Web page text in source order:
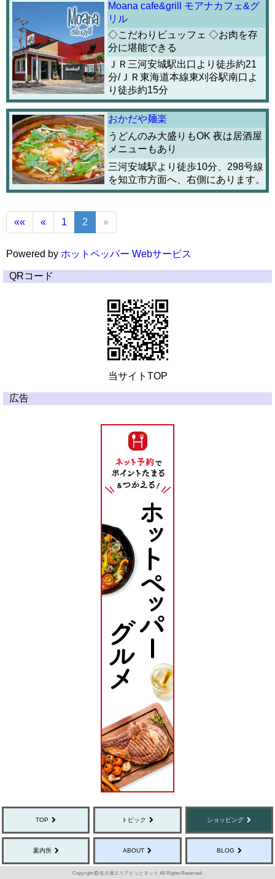
TOP トピック ショッピング
案内所 ABOUT BLOG
Moana cafe&grill モアナカフェ&グ
リル
◇こだわりビュッフェ ◇お肉を存
分に堪能できる
ＪＲ三河安城駅出口より徒歩約21
分/ＪＲ東海道本線東刈谷駅南口よ
り徒歩約15分
おかだや麺楽
うどんのみ大盛りもOK 夜は居酒屋
メニューもあり
三河安城駅より徒歩10分、298号線
を知立市方面へ、右側にあります。
«« « 1 2 »
Powered by ホットペッパー Webサービス
QRコード
当サイトTOP
広告
Copyright 名古屋エリアどっとネット All Rights Reserved.